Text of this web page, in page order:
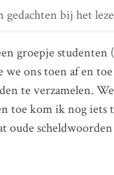
bij het
groepje
we ons toen af en
te verzamelen.
toe kom ik nog iets
oude